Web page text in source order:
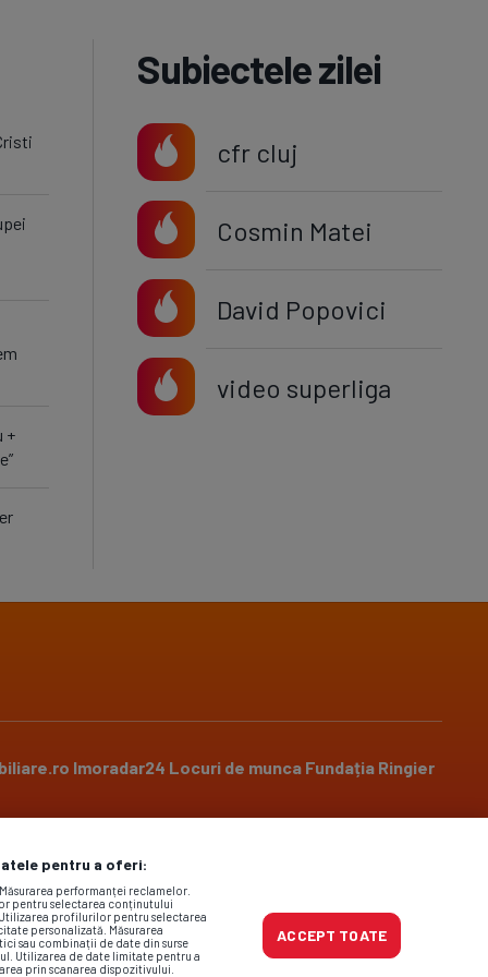
+
Subiectele zilei
cfr cluj
Cosmin Matei
David Popovici
video superliga
Imoradar24 Locuri de munca Fundația Ringier
pentru a oferi:
performanței reclamelor.
pentru selectarea conținutului
profilurilor pentru selectarea
personalizată. Măsurarea
sau combinații de date din surse
Utilizarea de date limitate pentru a
prin scanarea dispozitivului.
ACCEPT TOATE